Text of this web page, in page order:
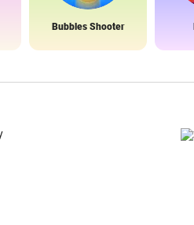
Bubbles Shooter